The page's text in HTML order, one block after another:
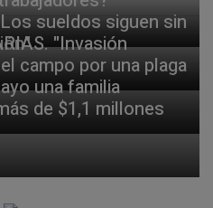
sueldos siguen sin
"Invasión
campo por una plaga
una familia
de $1,1 millones